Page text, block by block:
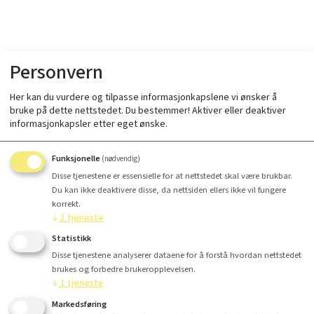
Personvern
Her kan du vurdere og tilpasse informasjonkapslene vi ønsker å
bruke på dette nettstedet. Du bestemmer! Aktiver eller deaktiver
informasjonkapsler etter eget ønske.
Funksjonelle (nødvendig)
Disse tjenestene er essensielle for at nettstedet skal være brukbar.
Du kan ikke deaktivere disse, da nettsiden ellers ikke vil fungere
korrekt.
↓ 1 tjeneste
Statistikk
Disse tjenestene analyserer dataene for å forstå hvordan nettstedet
brukes og forbedre brukeropplevelsen.
↓ 1tjeneste
Markedsføring